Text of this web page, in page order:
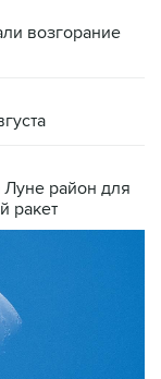
возгорание
район для
ракет